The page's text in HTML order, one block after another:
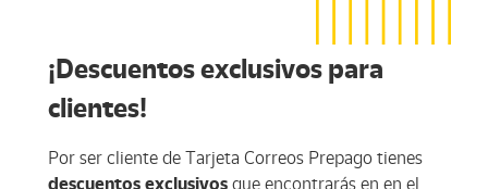
¡Descuentos exclusivos para
clientes!
Por ser cliente de Tarjeta Correos Prepago tienes
descuentos exclusivos que encontrarás en en el